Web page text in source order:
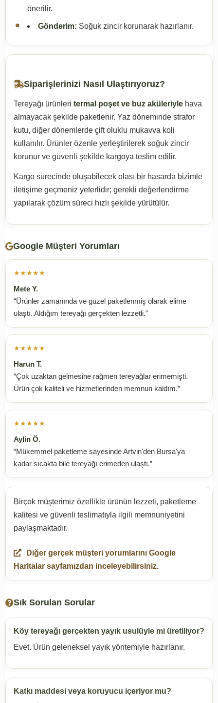
önerilir.
Gönderim: Soğuk zincir korunarak hazırlanır.
Siparişlerinizi Nasıl Ulaştırıyoruz?
Tereyağı ürünleri termal poşet ve buz aküleriyle hava
almayacak şekilde paketlenir. Yaz döneminde strafor
kutu, diğer dönemlerde çift oluklu mukavva koli
kullanılır. Ürünler özenle yerleştirilerek soğuk zincir
korunur ve güvenli şekilde kargoya teslim edilir.
Kargo sürecinde oluşabilecek olası bir hasarda bizimle
iletişime geçmeniz yeterlidir; gerekli değerlendirme
yapılarak çözüm süreci hızlı şekilde yürütülür.
Google Müşteri Yorumları
★★★★★
Mete Y.
“Ürünler zamanında ve güzel paketlenmiş olarak elime
ulaştı. Aldığım tereyağı gerçekten lezzetli.”
★★★★★
Harun T.
“Çok uzaktan gelmesine rağmen tereyağlar erimemişti.
Ürün çok kaliteli ve hizmetlerinden memnun kaldım.”
★★★★★
Aylin Ö.
“Mükemmel paketleme sayesinde Artvin'den Bursa'ya
kadar sıcakta bile tereyağı erimeden ulaştı.”
Birçok müşterimiz özellikle ürünün lezzeti, paketleme
kalitesi ve güvenli teslimatıyla ilgili memnuniyetini
paylaşmaktadır.
Diğer gerçek müşteri yorumlarını Google
Haritalar sayfamızdan inceleyebilirsiniz.
Sık Sorulan Sorular
Köy tereyağı gerçekten yayık usulüyle mi üretiliyor?
Evet. Ürün geleneksel yayık yöntemiyle hazırlanır.
Katkı maddesi veya koruyucu içeriyor mu?